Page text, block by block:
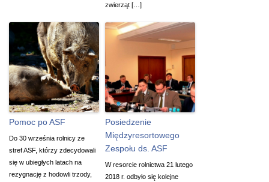
zwierząt […]
Pomoc po ASF
Do 30 września rolnicy ze
stref ASF, którzy zdecydowali
się w ubiegłych latach na
rezygnację z hodowli trzody,
Posiedzenie
Międzyresortowego
Zespołu ds. ASF
W resorcie rolnictwa 21 lutego
2018 r. odbyło się kolejne